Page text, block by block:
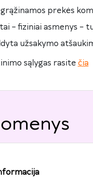
grąžinamos prekės
– fiziniai asmenys –
užsakymo
sąlygas rasite čia